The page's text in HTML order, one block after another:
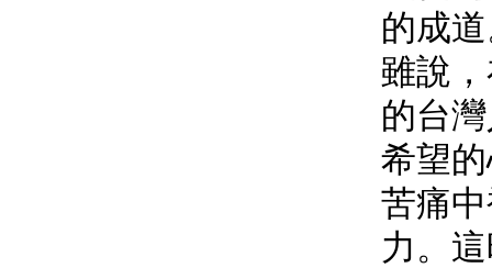
的成
雖說
的台
希望
苦痛
力。